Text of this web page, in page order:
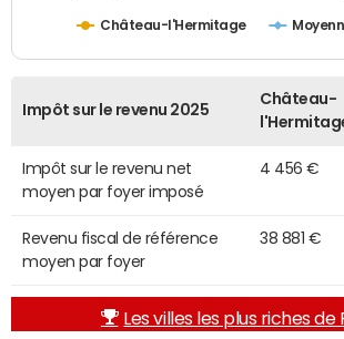
Château-l'Hermitage
Impôt sur le revenu 2025
Château-
Impôt sur le revenu net
moyen par foyer imposé
4 456 €
Revenu fiscal de référence
moyen par foyer
38 881 €
Les villes les plus riches de